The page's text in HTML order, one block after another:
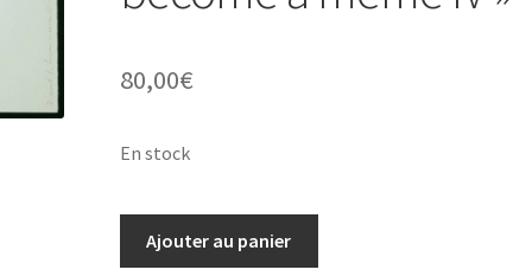
80,00€
En stock
Ajouter au panier